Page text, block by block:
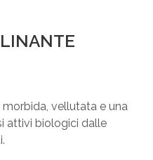
vellutata e una
attivi biologici dalle